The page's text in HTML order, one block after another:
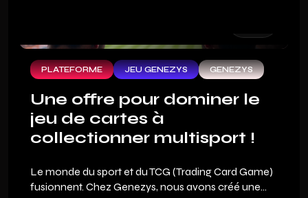
PLATEFORME JEU GENEZYS GENEZYS
Une offre pour dominer le
jeu de cartes à
collectionner multisport !
Le monde du sport et du TCG (Trading Card Game)
fusionnent. Chez Genezys, nous avons créé une